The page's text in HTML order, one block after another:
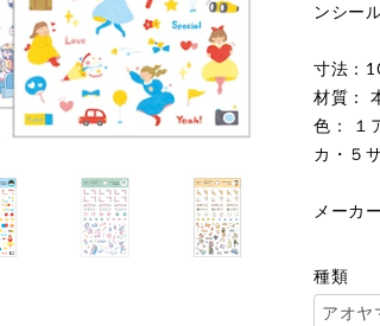
ンシー
寸法：
材質：
色： １
カ・５
メーカ
種類